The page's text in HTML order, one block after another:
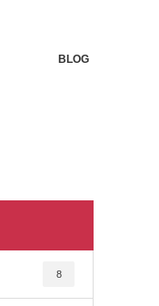
BLOG
8